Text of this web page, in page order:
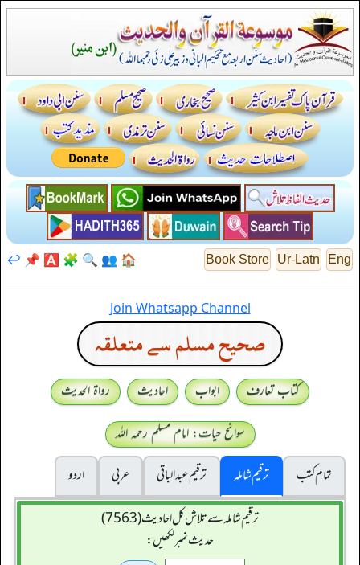
Eng
Ur-Latn
Book Store
🏠
👥
🔍
🧩
🅰️
📌
↩️
Join Whatsapp Channel
صحيح مسلم سے متعلقہ
کتاب تعارف ابواب احادیث
رواۃ الحدیث
سوانح حیات: امام مسلم رحمہ اللہ
تمام کتب
ترقیم شاملہ ترقيم عبدالباقی عربی
اردو
ترقیم شاملہ سے تلاش کل احادیث (7563)
حدیث نمبر لکھیں: